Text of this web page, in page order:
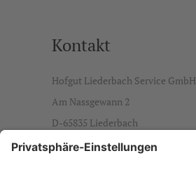
Kontakt
Hofgut Liederbach Service GmbH
Am Nassgewann 2
D-65835 Liederbach
info@hofgut-liederbach.de